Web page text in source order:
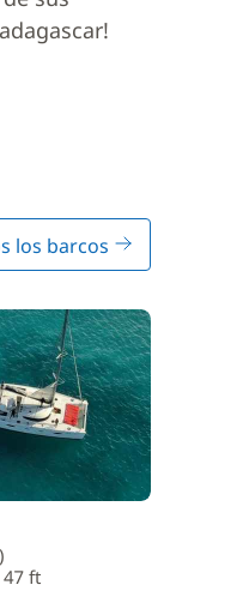
los barcos
47 ft